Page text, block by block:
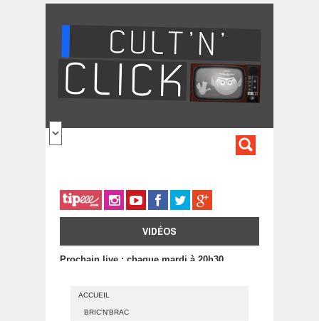
VIDÉOS
Prochain live : chaque mardi à 20h30
ACCUEIL
BRIC'N'BRAC